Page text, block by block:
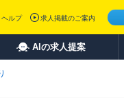
ヘルプ 求人掲載のご案内
AIの求人提案